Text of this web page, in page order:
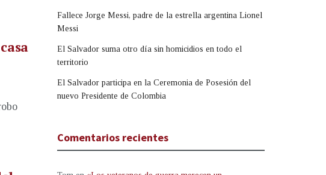
Fallece Jorge Messi, padre de la estrella argentina Lionel
Messi
El Salvador suma otro día sin homicidios en todo el
territorio
El Salvador participa en la Ceremonia de Posesión del
nuevo Presidente de Colombia
Comentarios recientes